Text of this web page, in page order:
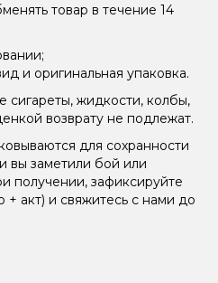
товар в течение 14
и оригинальная упаковка.
сигареты, жидкости, колбы,
возврату не подлежат.
для сохранности
вы заметили бой или
получении, зафиксируйте
акт) и свяжитесь с нами до